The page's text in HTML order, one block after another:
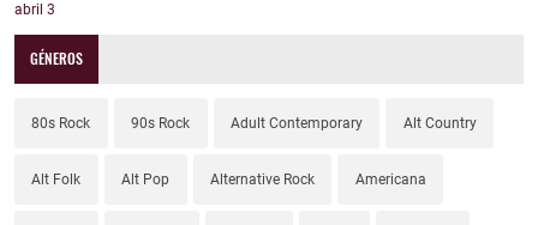
abril 3
GÉNEROS
80s Rock 90s Rock Adult Contemporary Alt Country
Alt Folk Alt Pop Alternative Rock Americana